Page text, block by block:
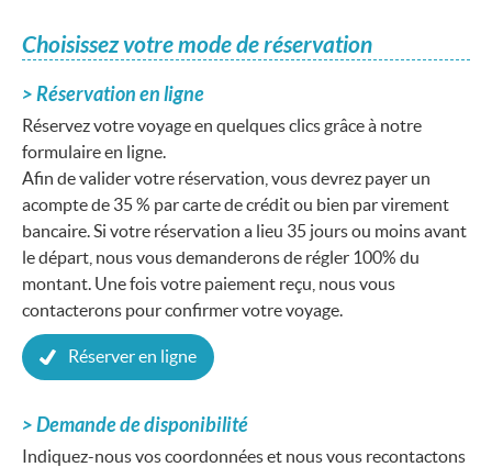
Choisissez votre mode de réservation
Réservation en ligne
Réservez votre voyage en quelques clics grâce à notre
formulaire en ligne.
Afin de valider votre réservation, vous devrez payer un
acompte de 35 % par carte de crédit ou bien par virement
bancaire. Si votre réservation a lieu 35 jours ou moins avant
le départ, nous vous demanderons de régler 100% du
montant. Une fois votre paiement reçu, nous vous
contacterons pour confirmer votre voyage.
Réserver en ligne
Demande de disponibilité
Indiquez-nous vos coordonnées et nous vous recontactons